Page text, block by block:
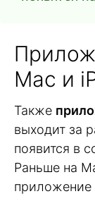
Mac и
Также
выходит за
появится в
Раньше на
приложение